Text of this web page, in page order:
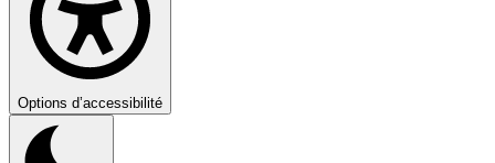
Options d’accessibilité